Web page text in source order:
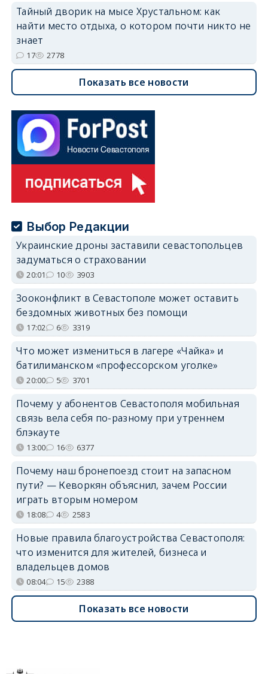
Тайный дворик на мысе Хрустальном: как
найти место отдыха, о котором почти никто не
знает
17 2778
Показать все новости
Выбор Редакции
Украинские дроны заставили севастопольцев
задуматься о страховании
20:01 10 3903
Зооконфликт в Севастополе может оставить
бездомных животных без помощи
17:02 6 3319
Что может измениться в лагере «Чайка» и
батилиманском «профессорском уголке»
20:00 5 3701
Почему у абонентов Севастополя мобильная
связь вела себя по-разному при утреннем
блэкауте
13:00 16 6377
Почему наш бронепоезд стоит на запасном
пути? — Кеворкян объяснил, зачем России
играть вторым номером
18:08 4 2583
Новые правила благоустройства Севастополя:
что изменится для жителей, бизнеса и
владельцев домов
08:04 15 2388
Показать все новости